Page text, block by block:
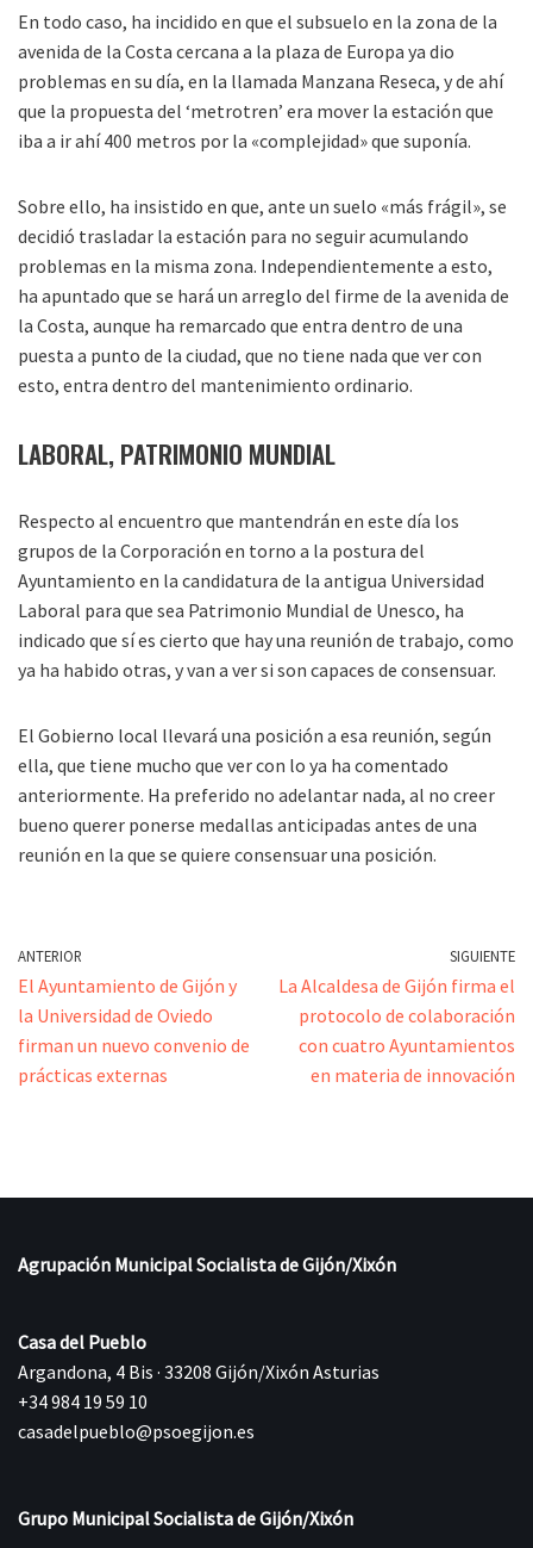
En todo caso, ha incidido en que el subsuelo en la zona de la
avenida de la Costa cercana a la plaza de Europa ya dio
problemas en su día, en la llamada Manzana Reseca, y de ahí
que la propuesta del ‘metrotren’ era mover la estación que
iba a ir ahí 400 metros por la «complejidad» que suponía.
Sobre ello, ha insistido en que, ante un suelo «más frágil», se
decidió trasladar la estación para no seguir acumulando
problemas en la misma zona. Independientemente a esto,
ha apuntado que se hará un arreglo del firme de la avenida de
la Costa, aunque ha remarcado que entra dentro de una
puesta a punto de la ciudad, que no tiene nada que ver con
esto, entra dentro del mantenimiento ordinario.
LABORAL, PATRIMONIO MUNDIAL
Respecto al encuentro que mantendrán en este día los
grupos de la Corporación en torno a la postura del
Ayuntamiento en la candidatura de la antigua Universidad
Laboral para que sea Patrimonio Mundial de Unesco, ha
indicado que sí es cierto que hay una reunión de trabajo, como
ya ha habido otras, y van a ver si son capaces de consensuar.
El Gobierno local llevará una posición a esa reunión, según
ella, que tiene mucho que ver con lo ya ha comentado
anteriormente. Ha preferido no adelantar nada, al no creer
bueno querer ponerse medallas anticipadas antes de una
reunión en la que se quiere consensuar una posición.
ANTERIOR
El Ayuntamiento de Gijón y
la Universidad de Oviedo
firman un nuevo convenio de
prácticas externas
SIGUIENTE
La Alcaldesa de Gijón firma el
protocolo de colaboración
con cuatro Ayuntamientos
en materia de innovación
Agrupación Municipal Socialista de Gijón/Xixón
Casa del Pueblo
Argandona, 4 Bis · 33208 Gijón/Xixón Asturias
+34 984 19 59 10
casadelpueblo@psoegijon.es
Grupo Municipal Socialista de Gijón/Xixón